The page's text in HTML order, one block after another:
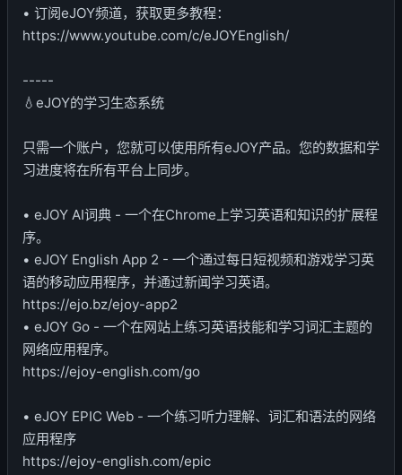
• 订阅eJOY频道，获取更多教程：
https://www.youtube.com/c/eJOYEnglish/
-----
💧eJOY的学习生态系统
只需一个账户，您就可以使用所有eJOY产品。您的数据和学
习进度将在所有平台上同步。
• eJOY AI词典 - 一个在Chrome上学习英语和知识的扩展程
序。
• eJOY English App 2 - 一个通过每日短视频和游戏学习英
语的移动应用程序，并通过新闻学习英语。
https://ejo.bz/ejoy-app2
• eJOY Go - 一个在网站上练习英语技能和学习词汇主题的
网络应用程序。
https://ejoy-english.com/go
• eJOY EPIC Web - 一个练习听力理解、词汇和语法的网络
应用程序
https://ejoy-english.com/epic